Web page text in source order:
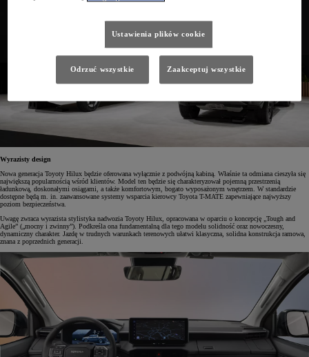
Wyrazisty design
Nowa generacja Toyoty Hilux będzie oferowana wyłącznie z podwójną kabiną. Właśnie ta odmiana cieszyła się
największą popularnością wśród klientów. Model ten będzie się charakteryzował pojemną przestrzenią
ładunkową, doskonałymi osiągami, a także komfortowym, bogato wyposażonym wnętrzem. W standardzie
dostępne będą m. in. zaawansowane systemy wsparcia kierowcy Toyota T-MATE zapewniające najwyższy
poziom bezpieczeństwa.
Uwagę zwraca wyrazista stylistyka nadwozia Toyoty Hilux, opracowana w oparciu o koncepcję „Tough and
Agile” („mocny i zwinny”). Podkreśla ona fundamentalną dla tego modelu solidność oraz nowoczesny,
dynamiczny charakter. Jazdę w trudnych warunkach terenowych ułatwi klasyczna, solidna konstrukcja ramowa,
znana z poprzednich generacji.
Ustawienia plików cookie
Odrzuć wszystkie Zaakceptuj wszystkie